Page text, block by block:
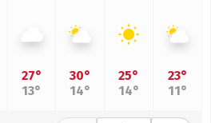
27°
13°
30°
14°
25°
14°
23°
11°